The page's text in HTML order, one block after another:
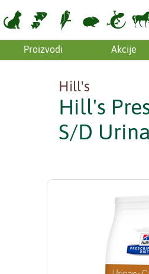
Proizvodi Akcije
Hill's
Hill's
S/D